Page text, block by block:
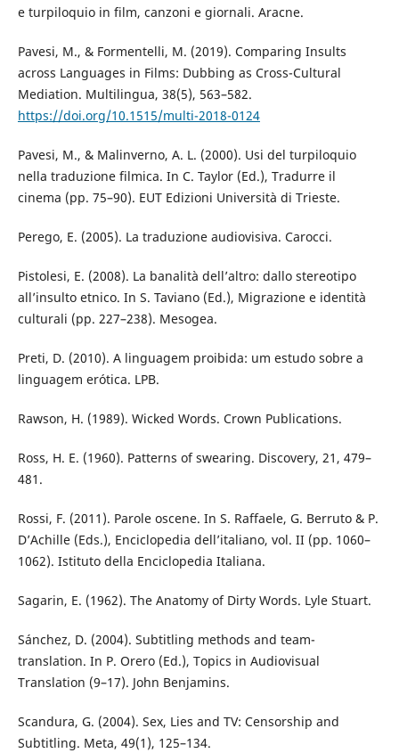
e turpiloquio in film, canzoni e giornali. Aracne.
Pavesi, M., & Formentelli, M. (2019). Comparing Insults
across Languages in Films: Dubbing as Cross-Cultural
Mediation. Multilingua, 38(5), 563–582.
https://doi.org/10.1515/multi-2018-0124
Pavesi, M., & Malinverno, A. L. (2000). Usi del turpiloquio
nella traduzione filmica. In C. Taylor (Ed.), Tradurre il
cinema (pp. 75–90). EUT Edizioni Università di Trieste.
Perego, E. (2005). La traduzione audiovisiva. Carocci.
Pistolesi, E. (2008). La banalità dell’altro: dallo stereotipo
all’insulto etnico. In S. Taviano (Ed.), Migrazione e identità
culturali (pp. 227–238). Mesogea.
Preti, D. (2010). A linguagem proibida: um estudo sobre a
linguagem erótica. LPB.
Rawson, H. (1989). Wicked Words. Crown Publications.
Ross, H. E. (1960). Patterns of swearing. Discovery, 21, 479–
481.
Rossi, F. (2011). Parole oscene. In S. Raffaele, G. Berruto & P.
D’Achille (Eds.), Enciclopedia dell’italiano, vol. II (pp. 1060–
1062). Istituto della Enciclopedia Italiana.
Sagarin, E. (1962). The Anatomy of Dirty Words. Lyle Stuart.
Sánchez, D. (2004). Subtitling methods and team-
translation. In P. Orero (Ed.), Topics in Audiovisual
Translation (9–17). John Benjamins.
Scandura, G. (2004). Sex, Lies and TV: Censorship and
Subtitling. Meta, 49(1), 125–134.